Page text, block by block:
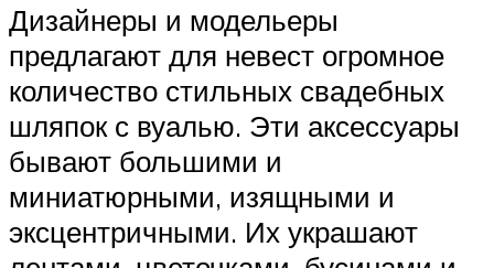
Дизайнеры и модельеры
предлагают для невест огромное
количество стильных свадебных
шляпок с вуалью. Эти аксессуары
бывают большими и
миниатюрными, изящными и
эксцентричными. Их украшают